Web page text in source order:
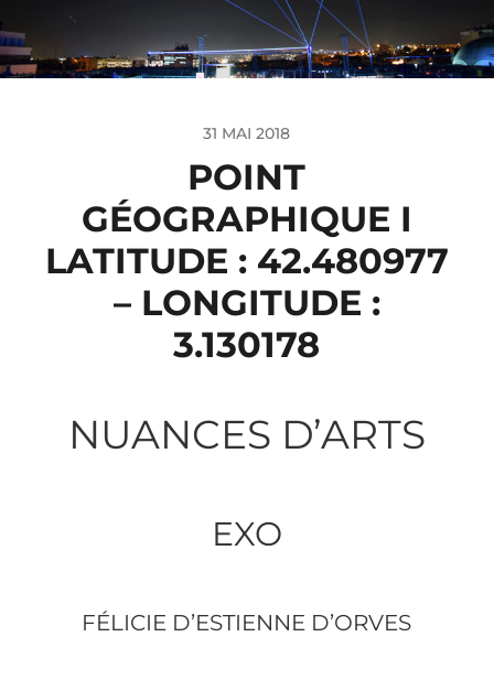
31 MAI 2018
POINT
GÉOGRAPHIQUE I
LATITUDE : 42.480977
– LONGITUDE :
3.130178
NUANCES D’ARTS
EXO
FÉLICIE D’ESTIENNE D’ORVES